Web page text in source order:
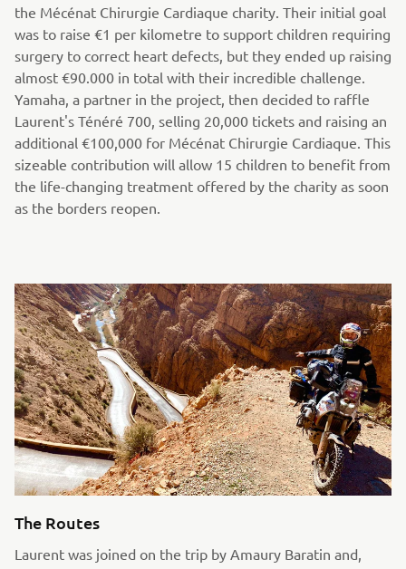
the Mécénat Chirurgie Cardiaque charity. Their initial goal
was to raise €1 per kilometre to support children requiring
surgery to correct heart defects, but they ended up raising
almost €90.000 in total with their incredible challenge.
Yamaha, a partner in the project, then decided to raffle
Laurent's Ténéré 700, selling 20,000 tickets and raising an
additional €100,000 for Mécénat Chirurgie Cardiaque. This
sizeable contribution will allow 15 children to benefit from
the life-changing treatment offered by the charity as soon
as the borders reopen.
The Routes
Laurent was joined on the trip by Amaury Baratin and,